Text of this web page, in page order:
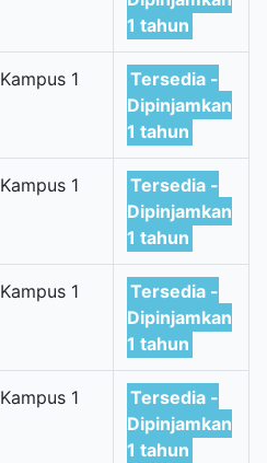
1 tahun
Kampus 1
Tersedia -
Dipinjamkan
1 tahun
Kampus 1
Tersedia -
Dipinjamkan
1 tahun
Kampus 1
Tersedia -
Dipinjamkan
1 tahun
Kampus 1
Tersedia -
Dipinjamkan
1 tahun